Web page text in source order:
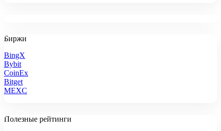
Биржи
BingX
Bybit
CoinEx
Bitget
MEXC
Полезные рейтинги